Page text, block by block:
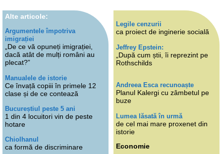
Alte articole:
Argumentele împotriva
imigrației
„De ce vă opuneți imigrației,
dacă atât de mulți români au
plecat?”
Manualele de istorie
Ce învață copiii în primele 12
clase și de ce contează
Bucureștiul peste 5 ani
1 din 4 locuitori vin de peste
hotare
Chiolhanul
ca formă de discriminare
Legile cenzurii
ca proiect de inginerie socială
Jeffrey Epstein:
„După cum știi, îi reprezint pe
Rothschilds
Andreea Esca recunoaște
Planul Kalergi cu zâmbetul pe
buze
Lumea lăsată în urmă
de cel mai mare proxenet din
istorie
Economie